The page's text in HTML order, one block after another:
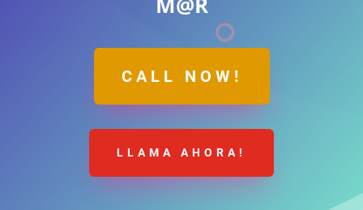
CALL NOW!
LLAMA AHORA!